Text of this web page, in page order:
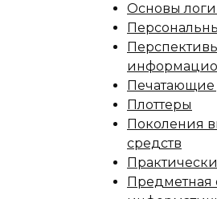
Основы
Печатающие
Плоттеры
Поколения
средств
Предметная